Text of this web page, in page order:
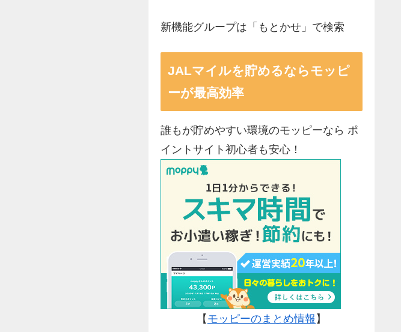
新機能グループは「もとかせ」で検索
JALマイルを貯めるならモッピ
ーが最高効率
誰もが貯めやすい環境のモッピーなら ポ
イントサイト初心者も安心！
【 モッピーのまとめ情報 】